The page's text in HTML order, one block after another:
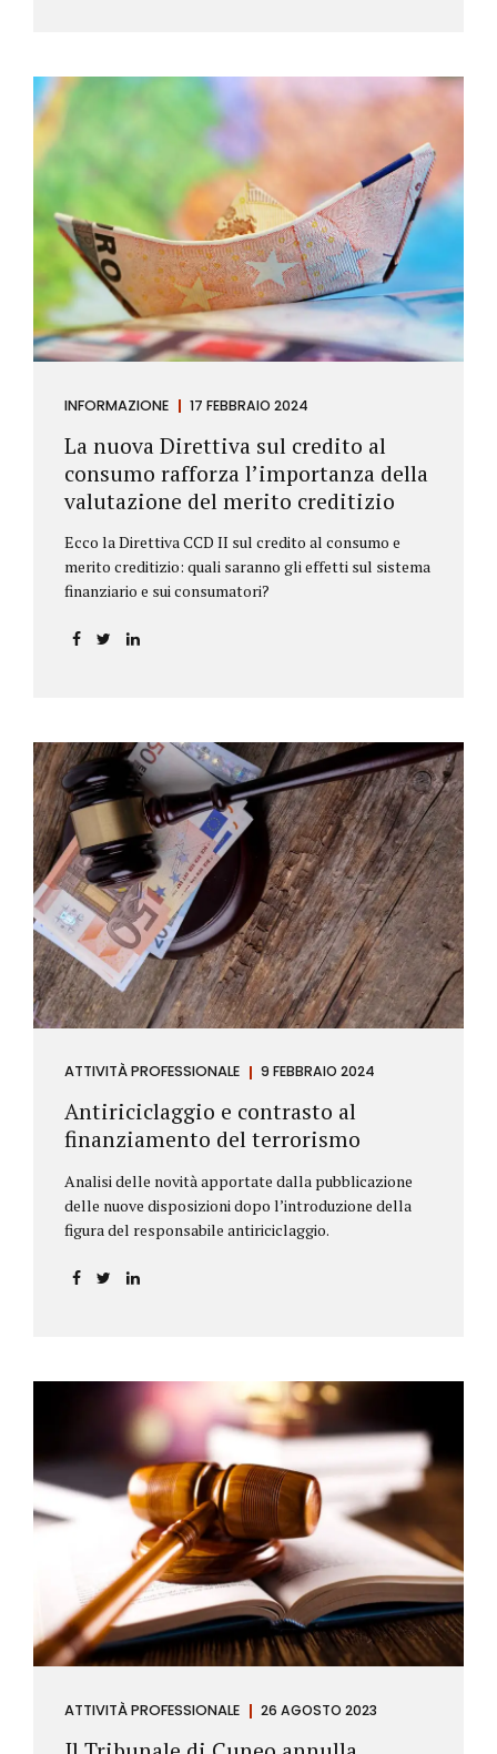
INFORMAZIONE 17 FEBBRAIO 2024
La nuova Direttiva sul credito al
consumo rafforza l’importanza della
valutazione del merito creditizio
Ecco la Direttiva CCD II sul credito al consumo e
merito creditizio: quali saranno gli effetti sul sistema
finanziario e sui consumatori?
ATTIVITÀ PROFESSIONALE 9 FEBBRAIO 2024
Antiriciclaggio e contrasto al
finanziamento del terrorismo
Analisi delle novità apportate dalla pubblicazione
delle nuove disposizioni dopo l’introduzione della
figura del responsabile antiriciclaggio.
ATTIVITÀ PROFESSIONALE 26 AGOSTO 2023